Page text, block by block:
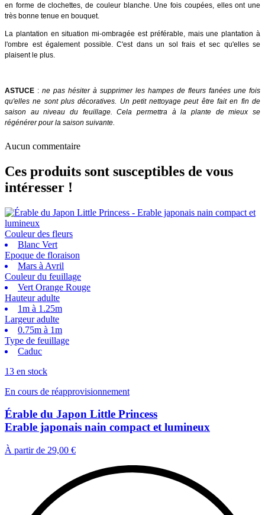
en forme de clochettes, de couleur blanche. Une fois coupées, elles ont une
très bonne tenue en bouquet.
La plantation en situation mi-ombragée est préférable, mais une plantation à
l'ombre est également possible. C'est dans un sol frais et sec qu'elles se
plaisent le plus.
ASTUCE : ne pas hésiter à supprimer les hampes de fleurs fanées une fois
qu'elles ne sont plus décoratives. Un petit nettoyage peut être fait en fin de
saison au niveau du feuillage. Cela permettra à la plante de mieux se
régénérer pour la saison suivante.
Aucun commentaire
Ces produits sont susceptibles de vous
intéresser !
Couleur des fleurs
Blanc Vert
Epoque de floraison
Mars à Avril
Couleur du feuillage
Vert Orange Rouge
Hauteur adulte
1m à 1.25m
Largeur adulte
0.75m à 1m
Type de feuillage
Caduc
13 en stock
En cours de réapprovisionnement
Érable du Japon Little Princess
Erable japonais nain compact et lumineux
À partir de 29,00 €